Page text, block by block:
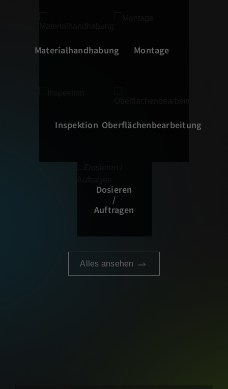
Materialhandhabung Montage
Inspektion Oberflächenbearbeitung
Dosieren
/
Auftragen
Alles ansehen